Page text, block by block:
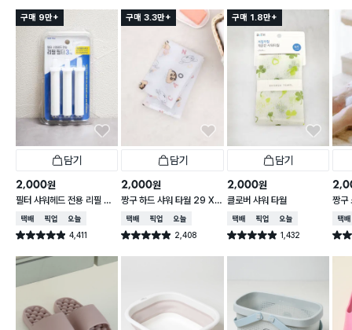
구매 9만+
담기
2,000원
필터 샤워헤드 전용 리필 필
터 3개입
택배배송매장픽업오늘배송
별점 4.9점 4,411
건 작성
구매 3.3만+
담기
2,000원
짱구 하드 샤워 타월 29 X
95 cm
택배배송매장픽업오늘배송
별점 4.9점 2,408
건 작성
구매 1.8만+
담기
2,000원
클로버 샤워 타월
택배배송매장픽업오늘배송
별점 4.9점 1,432
건 작성
짱구
X
택배
별점